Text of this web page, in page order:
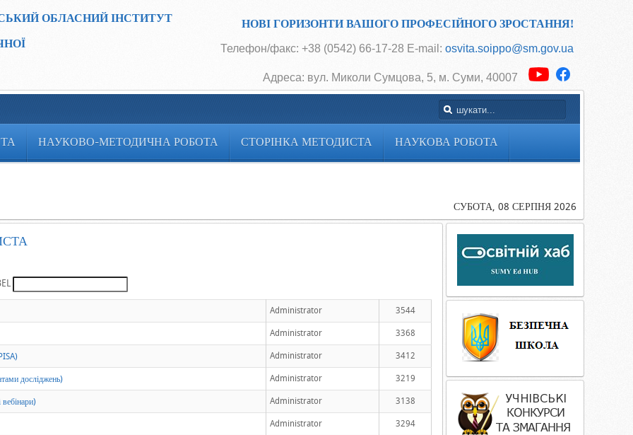
ОБЛАСНИЙ ІНСТИТУТ
НОВІ ГОРИЗОНТИ ВАШОГО ПРОФЕСІЙНОГО ЗРОСТАННЯ!
Телефон/факс: +38 (0542) 66-17-28 E-mail: osvita.soippo@sm.gov.ua
Адреса: вул. Миколи Сумцова, 5, м. Суми, 40007
НАУКОВО-МЕТОДИЧНА РОБОТА СТОРІНКА МЕТОДИСТА НАУКОВА РОБОТА
СУБОТА, 08 СЕРПНЯ 2026
Administrator 3544
Administrator 3368
Administrator 3412
досліджень) Administrator 3219
Administrator 3138
Administrator 3294